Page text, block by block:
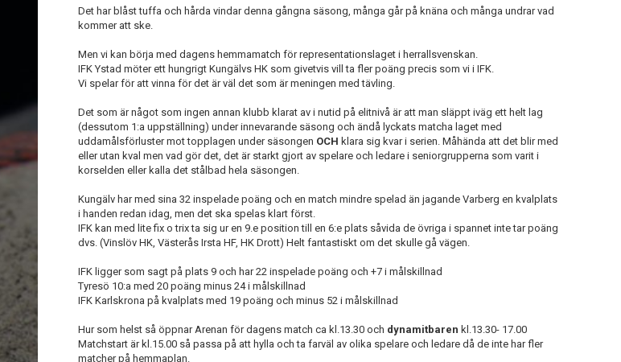
Det har blåst tuffa och hårda vindar denna gångna säsong, många går på knäna och många undrar vad
kommer att ske.
Men vi kan börja med dagens hemmamatch för representationslaget i herrallsvenskan.
IFK Ystad möter ett hungrigt Kungälvs HK som givetvis vill ta fler poäng precis som vi i IFK.
Vi spelar för att vinna för det är väl det som är meningen med tävling.
Det som är något som ingen annan klubb klarat av i nutid på elitnivå är att man släppt iväg ett helt lag
(dessutom 1:a uppställning) under innevarande säsong och ändå lyckats matcha laget med
uddamålsförluster mot topplagen under säsongen OCH klara sig kvar i serien. Måhända att det blir med
eller utan kval men vad gör det, det är starkt gjort av spelare och ledare i seniorgrupperna som varit i
korselden eller kalla det stålbad hela säsongen.
Kungälv har med sina 32 inspelade poäng och en match mindre spelad än jagande Varberg en kvalplats
i handen redan idag, men det ska spelas klart först.
IFK kan med lite fix o trix ta sig ur en 9.e position till en 6:e plats såvida de övriga i spannet inte tar poäng
dvs. (Vinslöv HK, Västerås Irsta HF, HK Drott) Helt fantastiskt om det skulle gå vägen.
IFK ligger som sagt på plats 9 och har 22 inspelade poäng och +7 i målskillnad
Tyresö 10:a med 20 poäng minus 24 i målskillnad
IFK Karlskrona på kvalplats med 19 poäng och minus 52 i målskillnad
Hur som helst så öppnar Arenan för dagens match ca kl.13.30 och dynamitbaren kl.13.30- 17.00
Matchstart är kl.15.00 så passa på att hylla och ta farväl av olika spelare och ledare då de inte har fler
matcher på hemmaplan.